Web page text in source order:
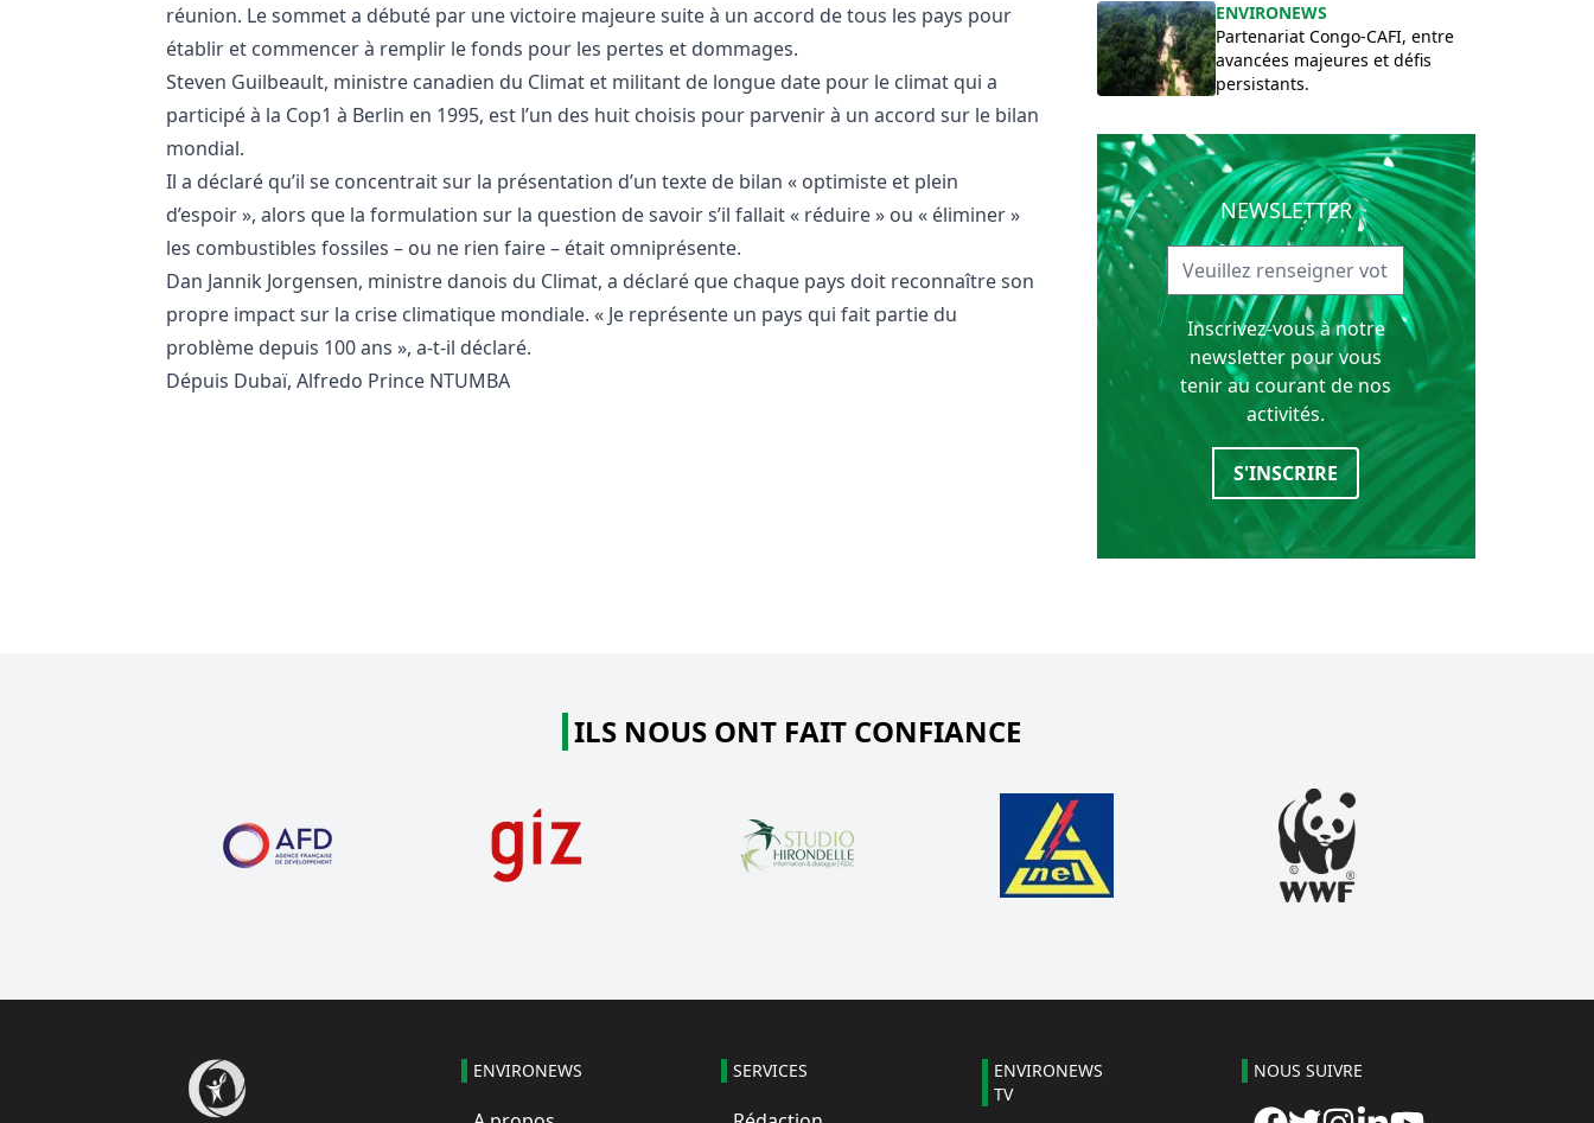
réunion. Le sommet a débuté par une victoire majeure suite à un accord de tous les pays pour
établir et commencer à remplir le fonds pour les pertes et dommages.
Steven Guilbeault, ministre canadien du Climat et militant de longue date pour le climat qui a
participé à la Cop1 à Berlin en 1995, est l’un des huit choisis pour parvenir à un accord sur le bilan
mondial.
Il a déclaré qu’il se concentrait sur la présentation d’un texte de bilan « optimiste et plein
d’espoir », alors que la formulation sur la question de savoir s’il fallait « réduire » ou « éliminer »
les combustibles fossiles – ou ne rien faire – était omniprésente.
Dan Jannik Jorgensen, ministre danois du Climat, a déclaré que chaque pays doit reconnaître son
propre impact sur la crise climatique mondiale. « Je représente un pays qui fait partie du
problème depuis 100 ans », a-t-il déclaré.
Dépuis Dubaï, Alfredo Prince NTUMBA
ENVIRONEWS
Partenariat Congo-CAFI, entre
avancées majeures et défis
persistants.
NEWSLETTER
Inscrivez-vous à notre
newsletter pour vous
tenir au courant de nos
activités.
S'INSCRIRE
ILS NOUS ONT FAIT CONFIANCE
ENVIRONEWS SERVICES
ENVIRONEWS
TV
NOUS SUIVRE